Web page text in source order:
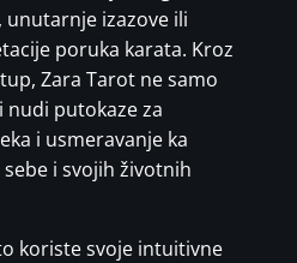
unutarnje izazove ili
poruka karata. Kroz
Zara Tarot ne samo
nudi putokaze za
i usmeravanje ka
i svojih životnih
koriste svoje intuitivne